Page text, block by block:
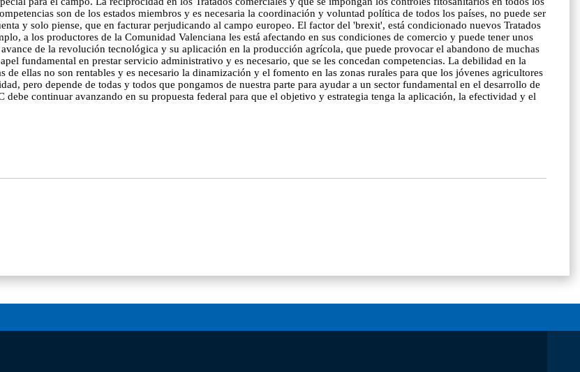
son de los estados miembros y es necesaria la coordinación y voluntad política de todos los países, no puede ser
y solo piense, que en facturar perjudicando al campo europeo. El factor del 'brexit', está condicionado nuevos Tratados
a los productores de la Comunidad Valenciana les está afectando en sus condiciones de comercio y puede tener unos
de la revolución tecnológica y su aplicación en la producción agrícola, que puede provocar el abandono de muchas
fundamental en prestar servicio administrativo y es necesario, que se les concedan competencias. La debilidad en la
ellas no son rentables y es necesario la dinamización y el fomento en las zonas rurales para que los jóvenes agricultores
pero depende de todas y todos que pongamos de nuestra parte para ayudar a un sector fundamental en el desarrollo de
continuar avanzando en su propuesta federal para que el objetivo y estrategia tenga la aplicación, la efectividad y el